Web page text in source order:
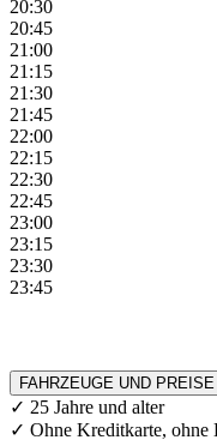
20:30
20:45
21:00
21:15
21:30
21:45
22:00
22:15
22:30
22:45
23:00
23:15
23:30
23:45
FAHRZEUGE UND PREISE
✓ 25 Jahre und alter
✓ Ohne Kreditkarte, ohne